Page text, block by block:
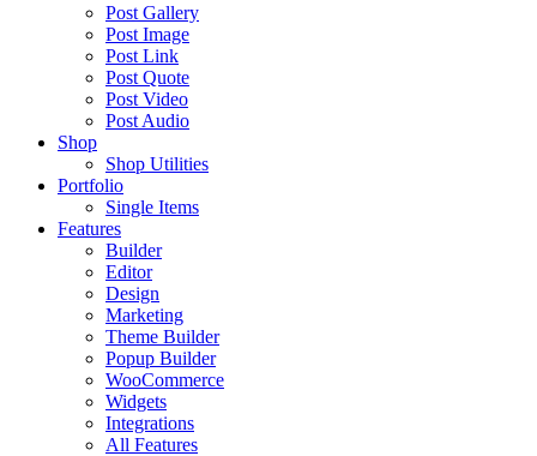
Post Gallery
Post Image
Post Link
Post Quote
Post Video
Post Audio
Shop
Shop Utilities
Portfolio
Single Items
Features
Builder
Editor
Design
Marketing
Theme Builder
Popup Builder
WooCommerce
Widgets
Integrations
All Features